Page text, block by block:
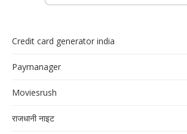
Credit card generator india
Paymanager
Moviesrush
राजधानी नाइट